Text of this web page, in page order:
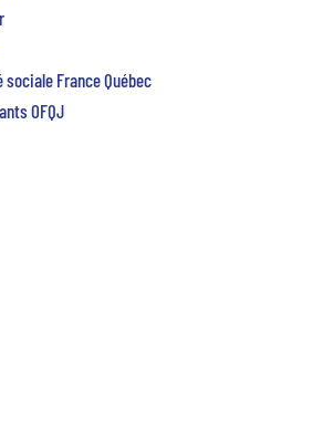
France Québec
OFQJ